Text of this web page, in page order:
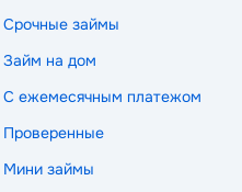
Срочные займы
Займ на дом
С ежемесячным платежом
Проверенные
Мини займы